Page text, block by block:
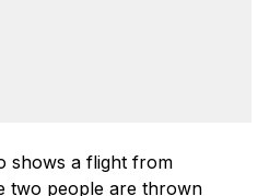
shows a flight from
two people are thrown